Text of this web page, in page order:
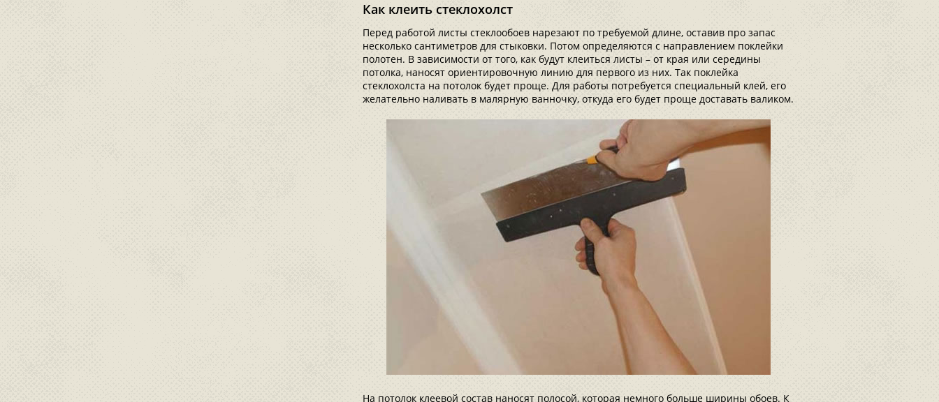
Как клеить стеклохолст
Перед работой листы стеклообоев нарезают по требуемой длине, оставив про запас
несколько сантиметров для стыковки. Потом определяются с направлением поклейки
полотен. В зависимости от того, как будут клеиться листы – от края или середины
потолка, наносят ориентировочную линию для первого из них. Так поклейка
стеклохолста на потолок будет проще. Для работы потребуется специальный клей, его
желательно наливать в малярную ванночку, откуда его будет проще доставать валиком.
На потолок клеевой состав наносят полосой, которая немного больше ширины обоев. К